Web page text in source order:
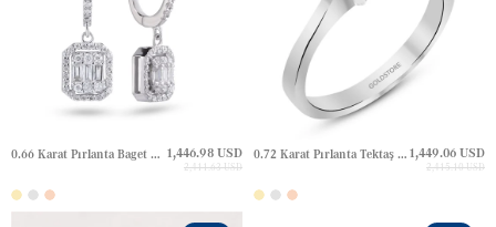
0.66 Karat Pırlanta Baget Halo Huggie Altın Küpe 1,446.98 USD
2,411.63 USD
0.72 Karat Pırlanta Tektaş Altın Yüzük 1,449.06 USD
2,415.10 USD